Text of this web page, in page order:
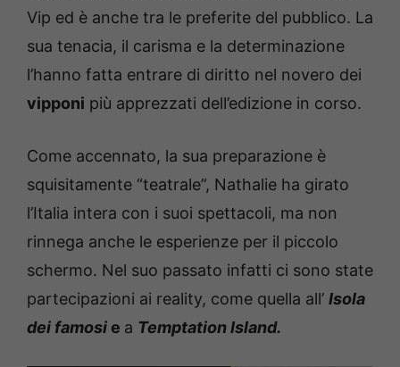
Vip ed è anche tra le preferite del pubblico. La
sua tenacia, il carisma e la determinazione
l’hanno fatta entrare di diritto nel novero dei
vipponi più apprezzati dell’edizione in corso.
Come accennato, la sua preparazione è
squisitamente “teatrale”, Nathalie ha girato
l’Italia intera con i suoi spettacoli, ma non
rinnega anche le esperienze per il piccolo
schermo. Nel suo passato infatti ci sono state
partecipazioni ai reality, come quella all’ Isola
dei famosi e a Temptation Island.